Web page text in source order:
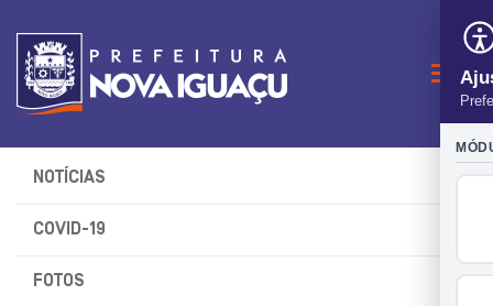
NOTÍCIAS
COVID-19
FOTOS